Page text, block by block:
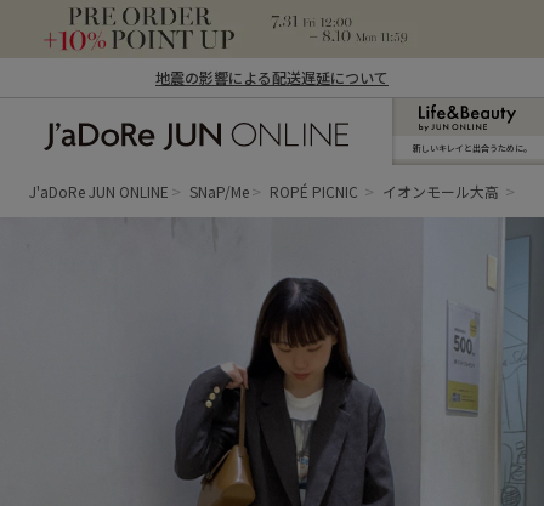
地震の影響による配送遅延について
ン オンライン）
新しいキレイと出合うために。
J'aDoRe JUN ONLINE SNaP/Me ROPÉ PICNIC イオンモール大高